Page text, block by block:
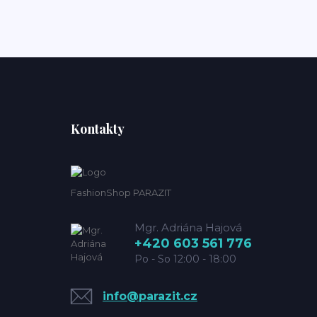
Kontakty
FashionShop PARAZIT
Mgr. Adriána Hajová
+420 603 561 776
Po - So 12:00 - 18:00
info@parazit.cz